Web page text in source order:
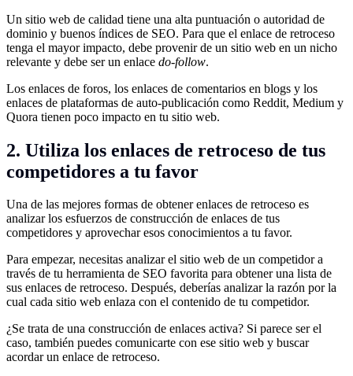
Un sitio web de calidad tiene una alta puntuación o autoridad de
dominio y buenos índices de SEO. Para que el enlace de retroceso
tenga el mayor impacto, debe provenir de un sitio web en un nicho
relevante y debe ser un enlace do-follow.
Los enlaces de foros, los enlaces de comentarios en blogs y los
enlaces de plataformas de auto-publicación como Reddit, Medium y
Quora tienen poco impacto en tu sitio web.
2. Utiliza los enlaces de retroceso de tus
competidores a tu favor
Una de las mejores formas de obtener enlaces de retroceso es
analizar los esfuerzos de construcción de enlaces de tus
competidores y aprovechar esos conocimientos a tu favor.
Para empezar, necesitas analizar el sitio web de un competidor a
través de tu herramienta de SEO favorita para obtener una lista de
sus enlaces de retroceso. Después, deberías analizar la razón por la
cual cada sitio web enlaza con el contenido de tu competidor.
¿Se trata de una construcción de enlaces activa? Si parece ser el
caso, también puedes comunicarte con ese sitio web y buscar
acordar un enlace de retroceso.